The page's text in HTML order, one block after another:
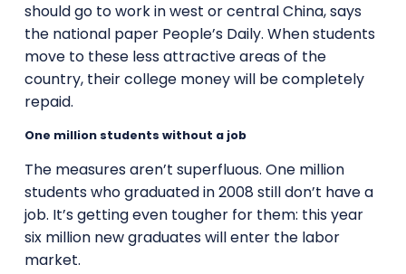
should go to work in west or central China, says
the national paper People’s Daily. When students
move to these less attractive areas of the
country, their college money will be completely
repaid.
One million students without a job
The measures aren’t superfluous. One million
students who graduated in 2008 still don’t have a
job. It’s getting even tougher for them: this year
six million new graduates will enter the labor
market.